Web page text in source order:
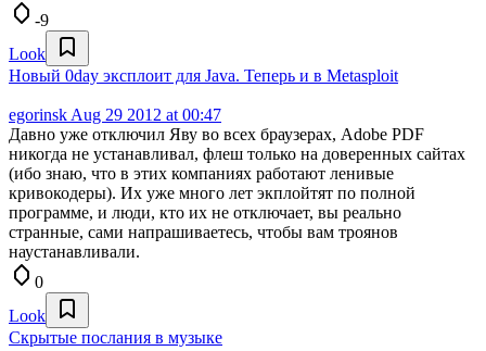
-9
Look
Новый 0day эксплоит для Java. Теперь и в Metasploit
egorinsk Aug 29 2012 at 00:47
Давно уже отключил Яву во всех браузерах, Adobe PDF
никогда не устанавливал, флеш только на доверенных сайтах
(ибо знаю, что в этих компаниях работают ленивые
кривокодеры). Их уже много лет экплойтят по полной
программе, и люди, кто их не отключает, вы реально
странные, сами напрашиваетесь, чтобы вам троянов
наустанавливали.
0
Look
Скрытые послания в музыке